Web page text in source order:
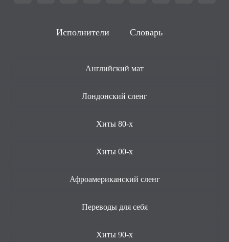
Исполнители Словарь
Английский мат
Лондонский сленг
Хиты 80-х
Хиты 00-х
Афроамериканский сленг
Переводы для себя
Хиты 90-х